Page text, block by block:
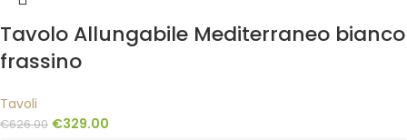
Tavolo Allungabile Mediterraneo bianco
frassino
Tavoli
€626.00 €329.00